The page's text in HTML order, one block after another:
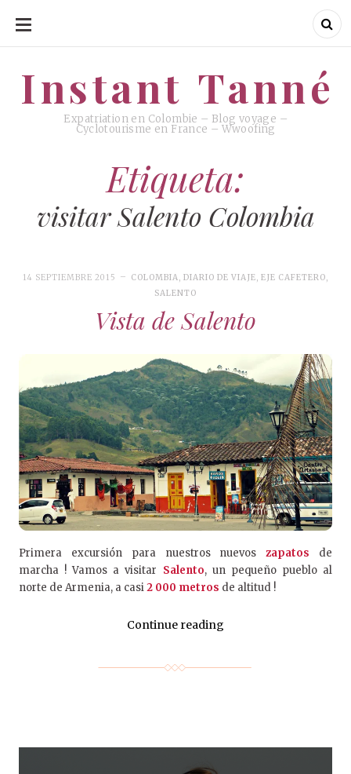
SKIP
CONTENT
Instant Tanné
Expatriation en Colombie – Blog voyage –
Cyclotourisme en France – Wwoofing
Instant Tanné
Etiqueta:
visitar Salento Colombia
14 SEPTIEMBRE 2015 COLOMBIA, DIARIO DE VIAJE,EJE CAFETERO,
SALENTO
Vista de Salento
Primera excursión para nuestros nuevoszapatos
de
marcha ! Vamos a visitar Salento, un pequeño pueblo al
norte de Armenia, a casi2 000 metros de altitud !
Continue reading